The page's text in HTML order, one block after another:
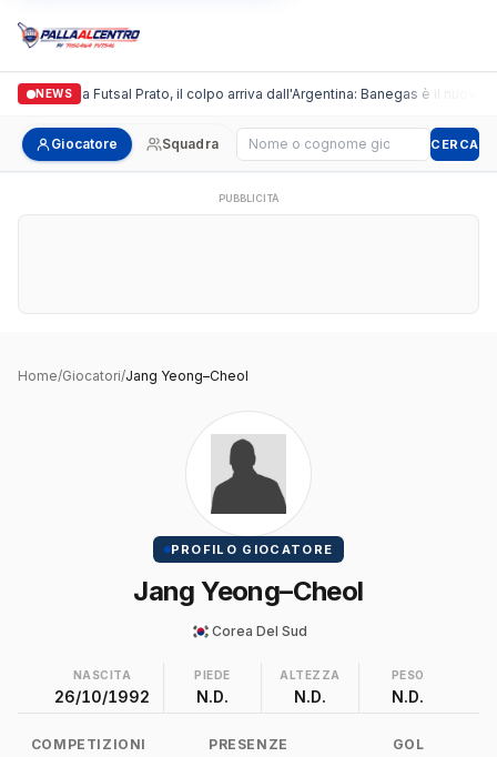
NEWS
Italgronda Futsal Prato, il colpo arriva dall'Argentina: Banegas è il nuovo
Giocatore Squadra Cerca giocatore CERCA
PUBBLICITÀ
Home/Giocatori/Jang Yeong–Cheol
PROFILO GIOCATORE
Jang Yeong–Cheol
Corea Del Sud
NASCITA
26/10/1992
PIEDE
N.D.
ALTEZZA
N.D.
PESO
N.D.
COMPETIZIONI PRESENZE GOL